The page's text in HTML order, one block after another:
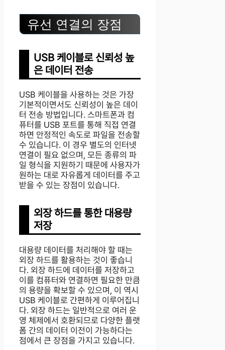
유선 연결의 장점
USB 케이블로 신뢰성 높
은 데이터 전송
USB 케이블을 사용하는 것은 가장
기본적이면서도 신뢰성이 높은 데이
터 전송 방법입니다. 스마트폰과 컴
퓨터를 USB 포트를 통해 직접 연결
하면 안정적인 속도로 파일을 전송할
수 있습니다. 이 경우 별도의 인터넷
연결이 필요 없으며, 모든 종류의 파
일 형식을 지원하기 때문에 사용자가
원하는 대로 자유롭게 데이터를 주고
받을 수 있는 장점이 있습니다.
외장 하드를 통한 대용량
저장
대용량 데이터를 처리해야 할 때는
외장 하드를 활용하는 것이 좋습니
다. 외장 하드에 데이터를 저장하고
이를 컴퓨터와 연결하면 필요한 만큼
의 용량을 확보할 수 있으며, 이 역시
USB 케이블로 간편하게 이루어집니
다. 외장 하드는 일반적으로 여러 운
영 체제에서 호환되므로 다양한 플랫
폼 간의 데이터 이전이 가능하다는
점에서 큰 장점을 가지고 있습니다.